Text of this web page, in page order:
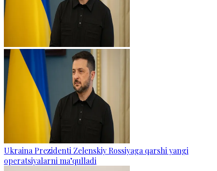
Ukraina Prezidenti Zelenskiy Rossiyaga qarshi yangi
operatsiyalarni ma’qulladi